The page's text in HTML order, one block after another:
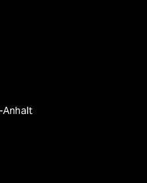
Anhalt